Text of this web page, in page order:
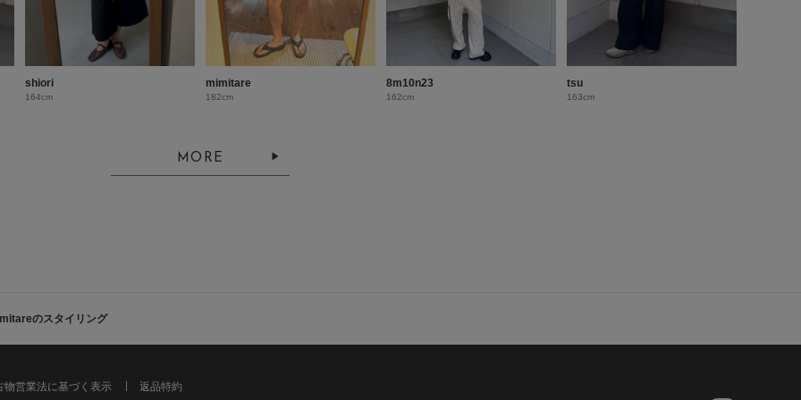
shiori
164cm
mimitare
182cm
8m10n23
162cm
tsu
163cm
MORE
のスタイリング
物営業法に基づく表示 返品特約